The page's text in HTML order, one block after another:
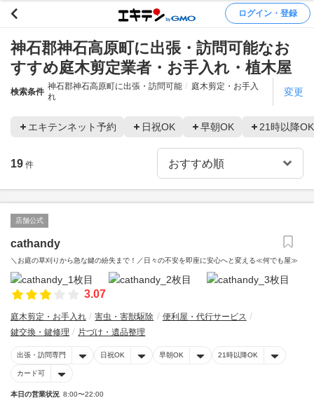
ログイン・登録
神石郡神石高原町に出張・訪問可能なお
すすめ庭木剪定業者・お手入れ・植木屋
検索条件
神石郡神石高原町に出張・訪問可能
庭木剪定・お手入
れ
変更
エキテンネット予約 日祝OK 早朝OK 21時以降OK
19 件
店舗公式
cathandy
＼お庭の草刈りから急な鍵の紛失まで！／日々の不安を即座に安心へと変える≪何でも屋≫
3.07
庭木剪定・お手入れ 害虫・害獣駆除
便利屋・代行サービス
鍵交換・鍵修理
片づけ・遺品整理
出張・訪問専門 日祝OK 早朝OK 21時以降OK
カード可
本日の営業状況 8:00〜22:00